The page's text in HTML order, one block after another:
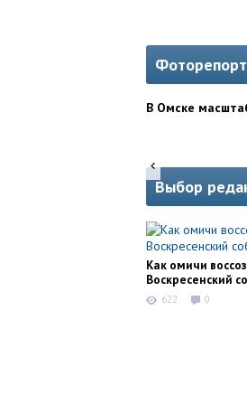
В Омске
Выбор
Как омичи
Воскресенский
622 0